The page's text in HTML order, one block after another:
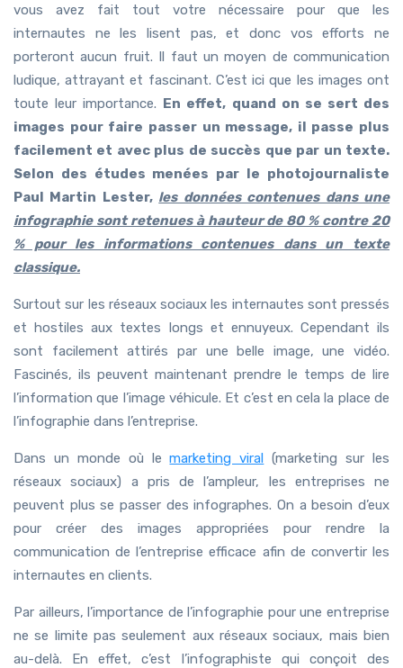
vous avez fait tout votre nécessaire pour que les
internautes ne les lisent pas, et donc vos efforts ne
porteront aucun fruit. Il faut un moyen de communication
ludique, attrayant et fascinant. C’est ici que les images ont
toute leur importance. En effet, quand on se sert des
images pour faire passer un message, il passe plus
facilement et avec plus de succès que par un texte.
Selon des études menées par le photojournaliste
Paul Martin Lester, les données contenues dans une
infographie sont retenues à hauteur de 80 % contre 20
% pour les informations contenues dans un texte
classique.
Surtout sur les réseaux sociaux les internautes sont pressés
et hostiles aux textes longs et ennuyeux. Cependant ils
sont facilement attirés par une belle image, une vidéo.
Fascinés, ils peuvent maintenant prendre le temps de lire
l’information que l’image véhicule. Et c’est en cela la place de
l’infographie dans l’entreprise.
Dans un monde où lemarketing viral (marketing sur les
réseaux sociaux) a pris de l’ampleur, les entreprises ne
peuvent plus se passer des infographes. On a besoin d’eux
pour créer des images appropriées pour rendre la
communication de l’entreprise efficace afin de convertir les
internautes en clients.
Par ailleurs, l’importance de l’infographie pour une entreprise
ne se limite pas seulement aux réseaux sociaux, mais bien
au-delà. En effet, c’est l’infographiste qui conçoit des